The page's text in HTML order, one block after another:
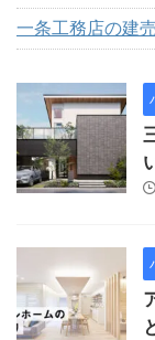
一条工務店の建